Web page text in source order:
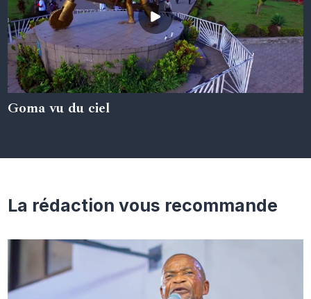
05 juin 2024
Goma vu du ciel
La rédaction vous recommande